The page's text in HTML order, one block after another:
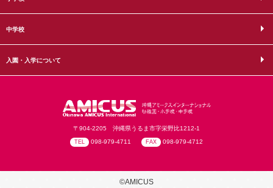
中学校
入園・入学について
〒904-2205 沖縄県うるま市字栄野比1212-1
TEL 098-979-4711 FAX 098-979-4712
©AMICUS